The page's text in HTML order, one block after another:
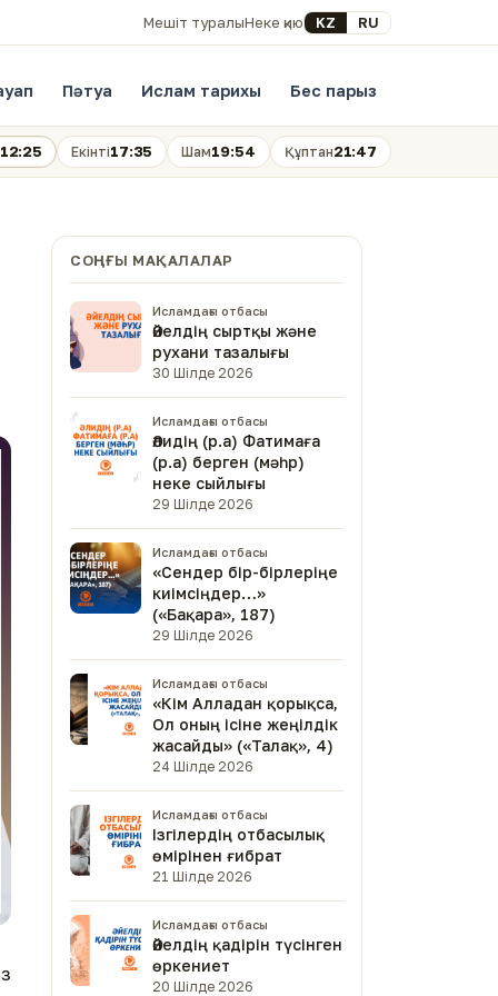
Мешіт туралыНеке қиюSelect your language
KZ RU
Пәтуа Ислам тарихы Бес парыз
12:25 Екінті17:35 Шам19:54 Құптан21:47
СОҢҒЫ МАҚАЛАЛАР
Исламдағы отбасы
Әйелдің сыртқы және
рухани тазалығы
30 Шілде 2026
Исламдағы отбасы
Әлидің (р.а) Фатимаға
(р.а) берген (мәһр)
неке сыйлығы
29 Шілде 2026
Исламдағы отбасы
«Сендер бір-бірлеріңе
киімсіңдер…»
(«Бақара», 187)
29 Шілде 2026
Исламдағы отбасы
«Кім Алладан қорықса,
Ол оның ісіне жеңілдік
жасайды» («Талақ», 4)
24 Шілде 2026
Исламдағы отбасы
Ізгілердің отбасылық
өмірінен ғибрат
21 Шілде 2026
Исламдағы отбасы
Әйелдің қадірін түсінген
өркениет
20 Шілде 2026